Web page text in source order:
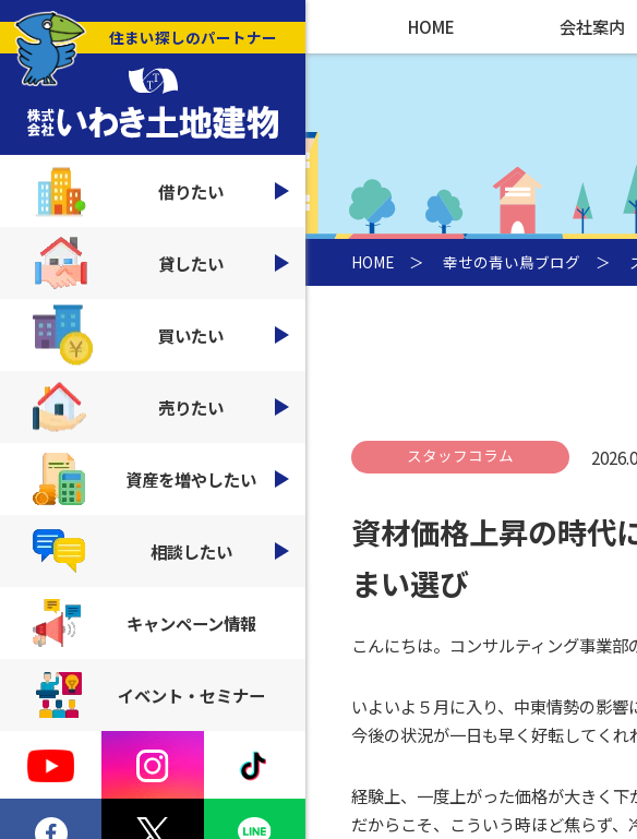
HOME 会社案内
住まい探しのパートナー
借りたい
貸したい
買いたい
売りたい
資産を増やしたい
相談したい
キャンペーン情報
イベント・セミナー
HOME ＞ 幸せの青い鳥ブログ ＞
スタッフコラム
資材価格上昇の時代
まい選び
こんにちは。コンサルティング事業部
いよいよ５月に入り、中東情勢の影
今後の状況が一日も早く好転してく
経験上、一度上がった価格が大きく下
だからこそ、こういう時ほど焦らず、